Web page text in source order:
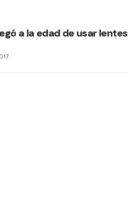
a la edad de usar lentes